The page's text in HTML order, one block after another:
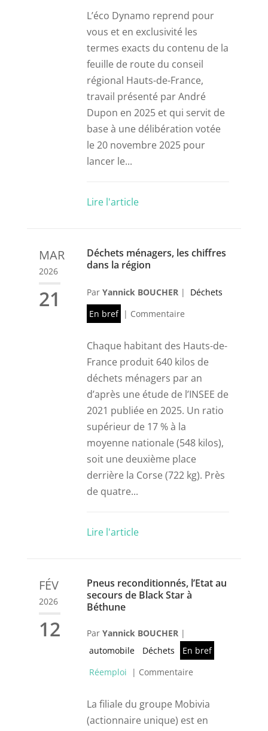
L’éco Dynamo reprend pour
vous et en exclusivité les
termes exacts du contenu de la
feuille de route du conseil
régional Hauts-de-France,
travail présenté par André
Dupon en 2025 et qui servit de
base à une délibération votée
le 20 novembre 2025 pour
lancer le...
Lire l'article
MAR
2026
21
Déchets ménagers, les chiffres
dans la région
Par Yannick BOUCHER|
Déchets
En bref | Commentaire
Chaque habitant des Hauts-de-
France produit 640 kilos de
déchets ménagers par an
d’après une étude de l’INSEE de
2021 publiée en 2025. Un ratio
supérieur de 17 % à la
moyenne nationale (548 kilos),
soit une deuxième place
derrière la Corse (722 kg). Près
de quatre...
Lire l'article
FÉV
2026
12
Pneus reconditionnés, l’Etat au
secours de Black Star à
Béthune
Par Yannick BOUCHER|
automobile
Déchets
En bref
Réemploi
| Commentaire
La filiale du groupe Mobivia
(actionnaire unique) est en